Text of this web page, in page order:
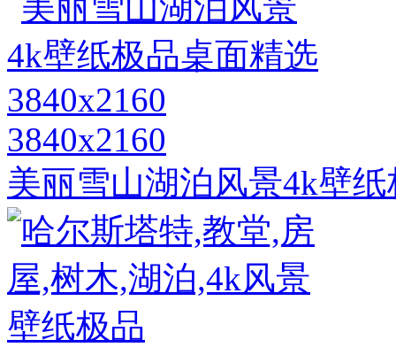
3840x2160
美丽雪山湖泊风景4k壁